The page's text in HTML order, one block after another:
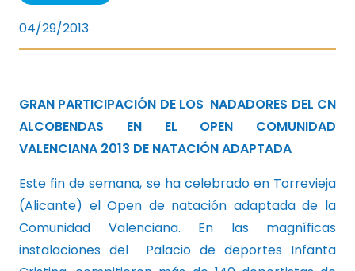
04/29/2013
GRAN PARTICIPACIÓN DE LOS NADADORES DEL CN
ALCOBENDAS EN EL OPEN COMUNIDAD
VALENCIANA 2013 DE NATACIÓN ADAPTADA
Este fin de semana, se ha celebrado en Torrevieja
(Alicante) el Open de natación adaptada de la
Comunidad Valenciana. En las magníficas
instalaciones del Palacio de deportes Infanta